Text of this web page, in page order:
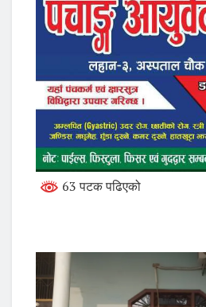
63 पटक पढिएको